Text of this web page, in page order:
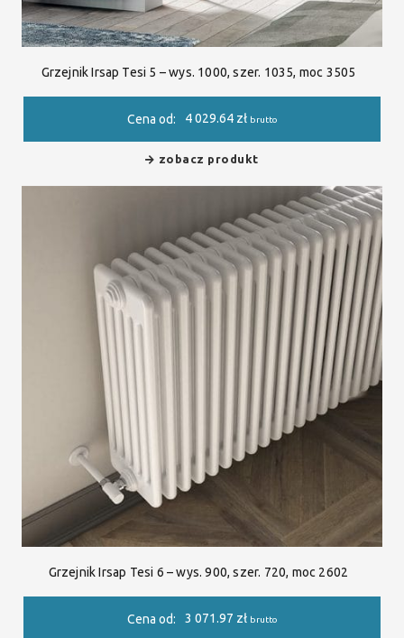
Grzejnik Irsap Tesi 5 – wys. 1000, szer. 1035, moc 3505
Cena od: 4 029.64 zł brutto
zobacz produkt
Grzejnik Irsap Tesi 6 – wys. 900, szer. 720, moc 2602
Cena od: 3 071.97 zł brutto